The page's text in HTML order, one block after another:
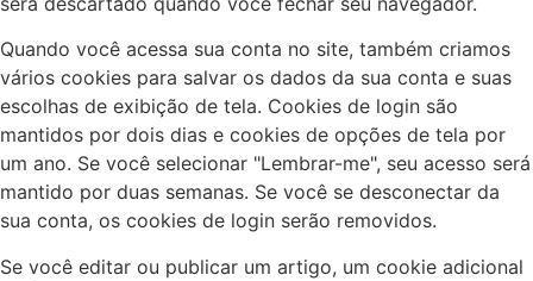
Quando você acessa sua conta no site, também criamos
vários cookies para salvar os dados da sua conta e suas
escolhas de exibição de tela. Cookies de login são
mantidos por dois dias e cookies de opções de tela por
um ano. Se você selecionar "Lembrar-me", seu acesso será
mantido por duas semanas. Se você se desconectar da
sua conta, os cookies de login serão removidos.
Se você editar ou publicar um artigo, um cookie adicional